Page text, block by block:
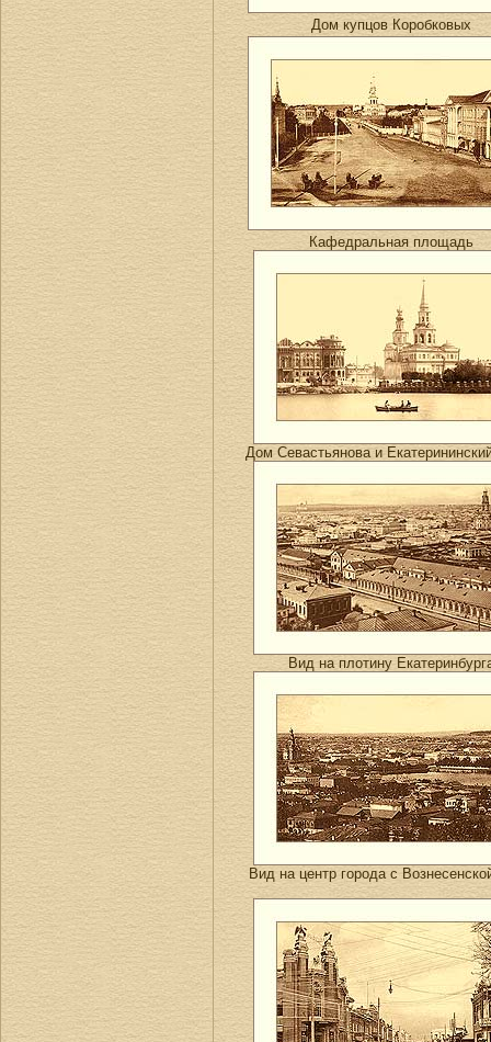
Дом купцов Коробковых
Кафедральная площадь
Дом Севастьянова и
Вид на плотину
Вид на центр города с